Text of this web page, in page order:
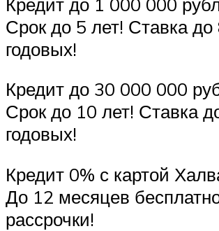
Срок до 5 лет! Ставка до
годовых!
Кредит до 30 000 000
Срок до 10 лет! Ставка
годовых!
Кредит 0% с картой
До 12 месяцев
рассрочки!